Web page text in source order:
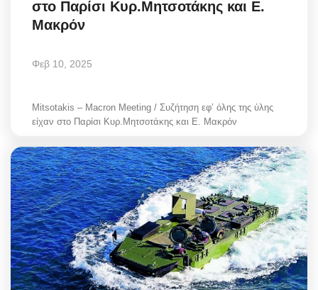
στο Παρίσι Κυρ.Μητσοτάκης και Ε.
Μακρόν
Φεβ 10, 2025
Mitsotakis – Macron Meeting / Συζήτηση εφ’ όλης της ύλης
είχαν στο Παρίσι Κυρ.Μητσοτάκης και Ε. Μακρόν